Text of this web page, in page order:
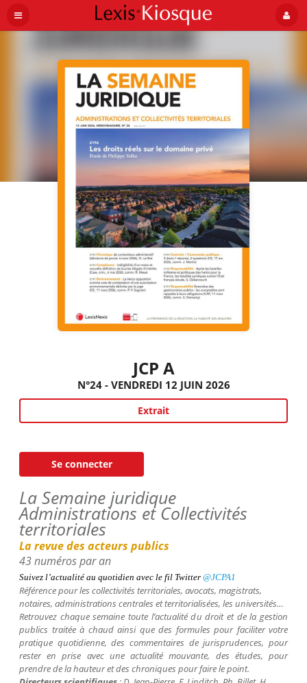
JCP A
N°24 - VENDREDI 12 JUIN 2026
Extrait
Se connecter
La Semaine juridique
Administrations et Collectivités
territoriales
La revue des acteurs publics
43 numéros par an
Suivez l’actualité au quotidien avec le fil Twitter @JCPA1
Référence pour les collectivités territoriales, avocats, magistrats,
notaires, administrations centrales et territorialisées, les universités…
Retrouvez chaque semaine toute l’actualité du droit et de la gestion
publics traitée à chaud ainsi que des formules pour faciliter votre
pratique quotidienne, des commentaires de jurisprudences, pour
rester en prise avec une actualité mouvante, des études, pour
prendre de la hauteur et des chroniques pour faire le point.